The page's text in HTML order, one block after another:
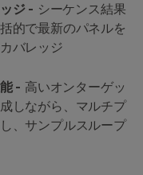
ジ - シーケンス結果
的で最新のパネルを
バレッジ
- 高いオンターゲッ
しながら、マルチプ
、サンプルスループ